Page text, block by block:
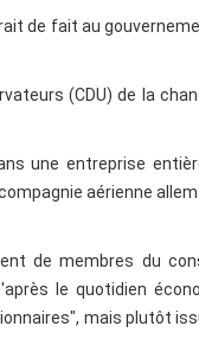
de fait au
(CDU) de la
une entreprise
aérienne
de membres du
le quotidien
mais plutôt